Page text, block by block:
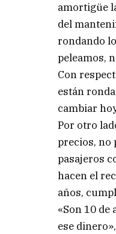
amortigüe
del
rondando
peleamos,
Con
están
cambiar
Por otro
precios, no
pasajeros
hacen el
años,
«Son 10
ese